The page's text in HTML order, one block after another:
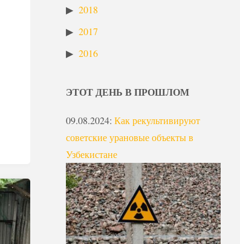
2018
2017
2016
ЭТОТ ДЕНЬ В ПРОШЛОМ
09.08.2024: Как рекультивируют
советские урановые объекты в
Узбекистане